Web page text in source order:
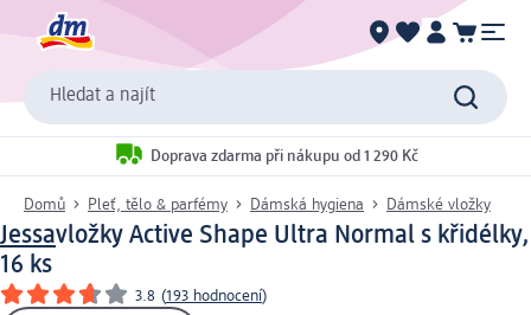
Hledat a najít
Doprava zdarma při nákupu od 1 290 Kč
Domů Pleť, tělo & parfémy Dámská hygiena Dámské vložky
Jessavložky Active Shape Ultra Normal s křidélky,
16 ks
3.8 (193 hodnocení)